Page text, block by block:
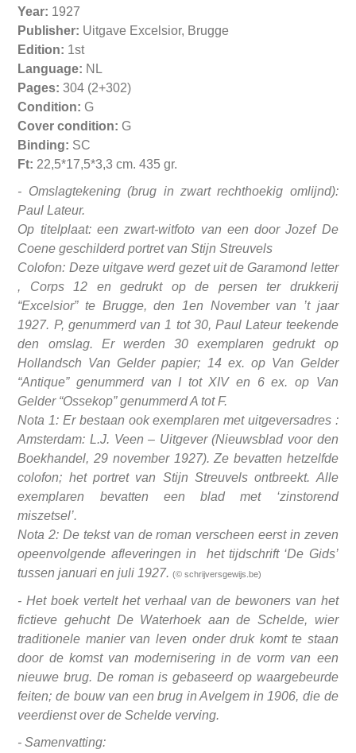
Year: 1927
Publisher: Uitgave Excelsior, Brugge
Edition: 1st
Language: NL
Pages: 304 (2+302)
Condition: G
Cover condition: G
Binding: SC
Ft: 22,5*17,5*3,3 cm. 435 gr.
- Omslagtekening (brug in zwart rechthoekig omlijnd):
Paul Lateur.
Op titelplaat: een zwart-witfoto van een door Jozef De
Coene geschilderd portret van Stijn Streuvels
Colofon: Deze uitgave werd gezet uit de Garamond letter
, Corps 12 en gedrukt op de persen ter drukkerij
“Excelsior” te Brugge, den 1en November van ’t jaar
1927. P, genummerd van 1 tot 30, Paul Lateur teekende
den omslag. Er werden 30 exemplaren gedrukt op
Hollandsch Van Gelder papier; 14 ex. op Van Gelder
“Antique” genummerd van I tot XIV en 6 ex. op Van
Gelder “Ossekop” genummerd A tot F.
Nota 1: Er bestaan ook exemplaren met uitgeversadres :
Amsterdam: L.J. Veen – Uitgever (Nieuwsblad voor den
Boekhandel, 29 november 1927). Ze bevatten hetzelfde
colofon; het portret van Stijn Streuvels ontbreekt. Alle
exemplaren bevatten een blad met ‘zinstorend
miszetsel’.
Nota 2: De tekst van de roman verscheen eerst in zeven
opeenvolgende afleveringen in het tijdschrift ‘De Gids’
tussen januari en juli 1927.(© schrijversgewijs.be)
- Het boek vertelt het verhaal van de bewoners van het
fictieve gehucht De Waterhoek aan de Schelde, wier
traditionele manier van leven onder druk komt te staan
door de komst van modernisering in de vorm van een
nieuwe brug. De roman is gebaseerd op waargebeurde
feiten; de bouw van een brug in Avelgem in 1906, die de
veerdienst over de Schelde verving.
- Samenvatting: